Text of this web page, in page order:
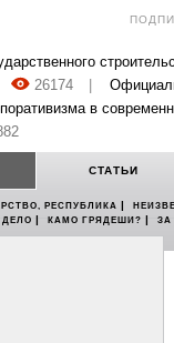
26174
в
СТАТЬИ
РЕСПУБЛИКА |
| КАМО ГРЯДЕШИ? | ЗА